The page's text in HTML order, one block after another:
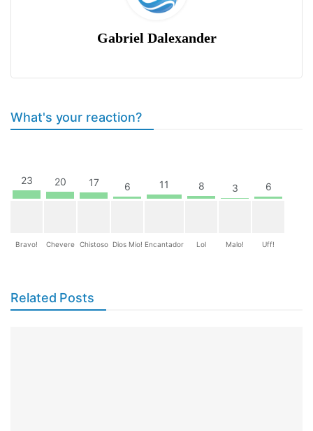
Gabriel Dalexander
What's your reaction?
23
Bravo!
20
Chevere
17
Chistoso
6
Dios Mio!
11
Encantador
8
Lol
3
Malo!
6
Uff!
Related Posts